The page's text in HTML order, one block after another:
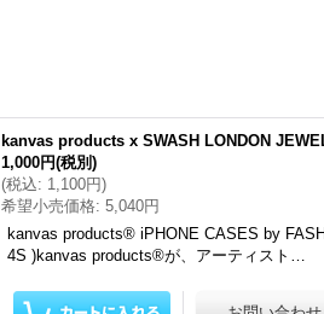
kanvas products x SWASH LONDON
1,000円(税別)
(税込: 1,100円)
希望小売価格: 5,040円
kanvas products® iPHONE CASES by
4S )kanvas products®が、アーティスト…